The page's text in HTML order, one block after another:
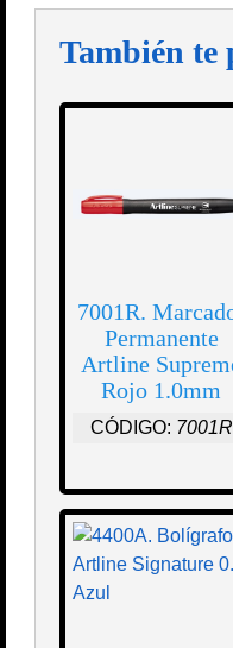
También te
7001R.
Permanente
Artline
Rojo 1.0mm
CÓDIGO: 7001R